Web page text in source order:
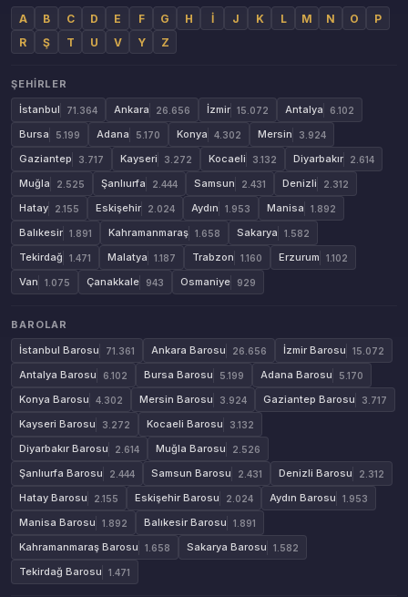
A B C D E F G H İ J K L M N O
P
R
Ş T U V Y Z
ŞEHIRLER
İstanbul
71.364 Ankara 26.656 İzmir 15.072 Antalya 6.102
Bursa 5.199 Adana 5.170 Konya 4.302 Mersin 3.924
Gaziantep 3.717 Kayseri 3.272 Kocaeli 3.132 Diyarbakır 2.614
Muğla 2.525 Şanlıurfa 2.444 Samsun 2.431 Denizli 2.312
Hatay 2.155 Eskişehir 2.024 Aydın 1.953 Manisa 1.892
Balıkesir 1.891 Kahramanmaraş 1.658 Sakarya 1.582
Tekirdağ 1.471 Malatya 1.187 Trabzon 1.160 Erzurum 1.102
Van 1.075 Çanakkale 943 Osmaniye 929
BAROLAR
İstanbul Barosu
71.361 Ankara Barosu 26.656 İzmir Barosu 15.072
Antalya Barosu 6.102 Bursa Barosu 5.199 Adana Barosu 5.170
Konya Barosu 4.302 Mersin Barosu 3.924 Gaziantep Barosu 3.717
Kayseri Barosu 3.272 Kocaeli Barosu 3.132
Diyarbakır Barosu 2.614 Muğla Barosu 2.526
Şanlıurfa Barosu 2.444 Samsun Barosu 2.431 Denizli Barosu 2.312
Hatay Barosu 2.155 Eskişehir Barosu 2.024 Aydın Barosu 1.953
Manisa Barosu 1.892 Balıkesir Barosu 1.891
Kahramanmaraş Barosu 1.658 Sakarya Barosu 1.582
Tekirdağ Barosu 1.471